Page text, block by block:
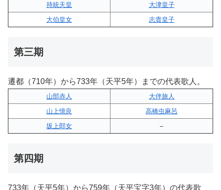
持統天皇
大津皇子
大伯皇女
志貴皇子
第三期
遷都（710年）から733年（天平5年）までの代表歌人。
山部赤人
大伴旅人
山上憶良
高橋虫麻呂
坂上郎女
–
第四期
733年（天平5年）から759年（天平宝字3年）の代表歌